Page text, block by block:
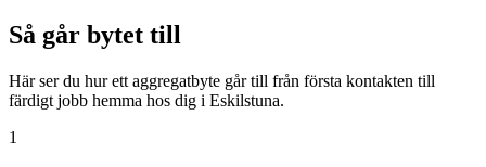
Så går bytet till
Här ser du hur ett aggregatbyte går till från första kontakten till
färdigt jobb hemma hos dig i Eskilstuna.
1